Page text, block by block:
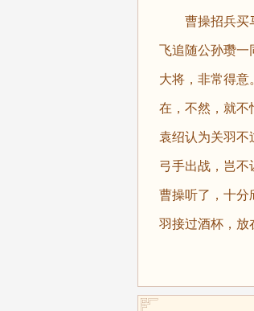
曹操招兵买马
飞追随公孙瓒一
大将，非常得意
在，不然，就不
袁绍认为关羽不
弓手出战，岂不
曹操听了，十分
羽接过酒杯，放